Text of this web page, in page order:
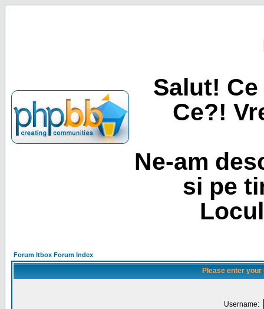
Salut!
Ce?!
Ne-am
si pe
Forum Itbox Forum Index
Please enter
Username: